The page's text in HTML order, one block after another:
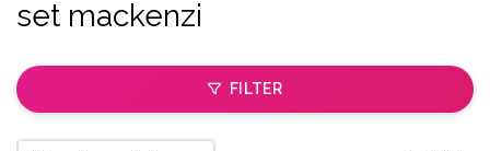
set mackenzi
FILTER